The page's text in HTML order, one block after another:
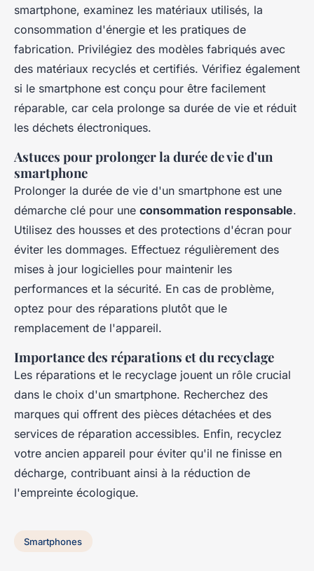
smartphone, examinez les matériaux utilisés, la
consommation d'énergie et les pratiques de
fabrication. Privilégiez des modèles fabriqués avec
des matériaux recyclés et certifiés. Vérifiez également
si le smartphone est conçu pour être facilement
réparable, car cela prolonge sa durée de vie et réduit
les déchets électroniques.
Astuces pour prolonger la durée de vie d'un
smartphone
Prolonger la durée de vie d'un smartphone est une
démarche clé pour une consommation responsable.
Utilisez des housses et des protections d'écran pour
éviter les dommages. Effectuez régulièrement des
mises à jour logicielles pour maintenir les
performances et la sécurité. En cas de problème,
optez pour des réparations plutôt que le
remplacement de l'appareil.
Importance des réparations et du recyclage
Les réparations et le recyclage jouent un rôle crucial
dans le choix d'un smartphone. Recherchez des
marques qui offrent des pièces détachées et des
services de réparation accessibles. Enfin, recyclez
votre ancien appareil pour éviter qu'il ne finisse en
décharge, contribuant ainsi à la réduction de
l'empreinte écologique.
Smartphones